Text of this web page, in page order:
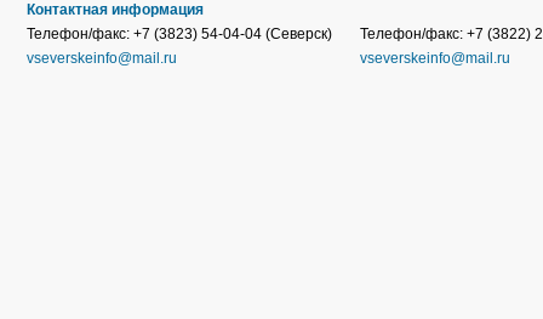
Контактная информация
Телефон/факс: +7 (3823) 54-04-04 (Северск)
vseverskeinfo@mail.ru
Телефон/факс: +7 (3822)
vseverskeinfo@mail.ru